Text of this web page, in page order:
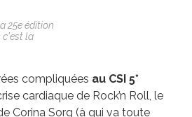
25e édition
c'est la
compliquées au CSI 5*
cardiaque de Rock’n Roll, le
Corina Sorg (à qui va toute